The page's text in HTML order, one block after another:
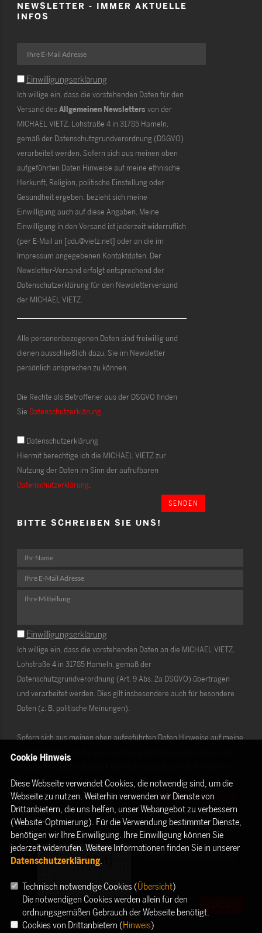
NEWSLETTER - IMMER AKTUELLE
INFOS
Einwilligungserklärung
Ich willige ein, dass die vorstehenden Daten für den
Versand desAllgemeinen Newsletters von der
MICHAEL VIETZ, Lohstraße 4 in 31785 Hameln,
gemäß der Datenschutzgrundverordnung (DSGVO)
verarbeitet werden. Sofern sich aus meinen oben
aufgeführten Daten Hinweise auf meine ethnische
Herkunft, Religion, politische Einstellung oder
Gesundheit ergeben, bezieht sich meine
Einwilligung auch auf diese Angaben. Meine
Einwilligung in den Versand ist jederzeit widerruflich
(per E-Mail an [cdu@vietz.net] oder an die im
Impressum angegebenen Kontaktdaten. Der
Newsletter-Versand erfolgt entsprechend der
Datenschutzerklärung für den Newsletterversand
der MICHAEL VIETZ.
Alle personenbezogenen Daten sind freiwillig und
dienen ausschließlich dazu, Sie im Newsletter
persönlich ansprechen zu können.
Die Rechte als Betroffener aus der DSGVO finden
Sie Datenschutzerklärung.
Datenschutzerklärung
Hiermit berechtige ich die MICHAEL VIETZ zur
Nutzung der Daten im Sinn der aufrufbaren
Datenschutzerklärung.
SENDEN
BITTE SCHREIBEN SIE UNS!
Einwilligungserklärung
Ich willige ein, dass die vorstehenden Daten an die MICHAEL VIETZ,
Lohstraße 4 in 31785 Hameln, gemäß der
Datenschutzgrundverordnung (Art. 9 Abs. 2a DSGVO) übertragen
und verarbeitet werden. Dies gilt insbesondere auch für besondere
Daten (z. B. politische Meinungen).
Sofern sich aus meinen oben aufgeführten Daten Hinweise auf meine
ethnische Herkunft, Religion, politische Einstellung oder Gesundheit
Die Rechte als Betroffener aus der DSGVO ( Datenschutzerklärung
habe ich gelesen und verstanden.
Cookie Hinweis
Diese Webseite verwendet Cookies, die notwendig sind, um die
Webseite zu nutzen. Weiterhin verwenden wir Dienste von
Drittanbietern, die uns helfen, unser Webangebot zu verbessern
(Website-Optmierung). Für die Verwendung bestimmter Dienste,
benötigen wir Ihre Einwilligung. Ihre Einwilligung können Sie
jederzeit widerrufen. Weitere Informationen finden Sie in unserer
Datenschutzerklärung.
Technisch notwendige Cookies (Übersicht)
Die notwendigen Cookies werden allein für den
ordnungsgemäßen Gebrauch der Webseite benötigt.
Cookies von Drittanbietern (Hinweis)